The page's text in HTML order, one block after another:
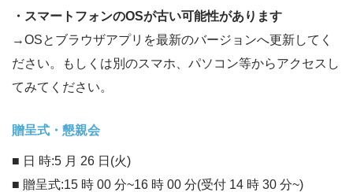
・スマートフォンのOSが古い可能性があります
→OSとブラウザアプリを最新のバージョンへ更新してく
ださい。もしくは別のスマホ、パソコン等からアクセスし
てみてください。
贈呈式・懇親会
■ 日 時:5 月 26 日(火)
■ 贈呈式:15 時 00 分~16 時 00 分(受付 14 時 30 分~)